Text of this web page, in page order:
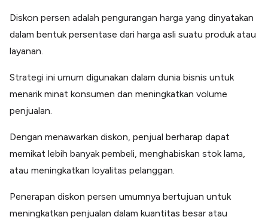
Diskon persen adalah pengurangan harga yang dinyatakan
dalam bentuk persentase dari harga asli suatu produk atau
layanan.
Strategi ini umum digunakan dalam dunia bisnis untuk
menarik minat konsumen dan meningkatkan volume
penjualan.
Dengan menawarkan diskon, penjual berharap dapat
memikat lebih banyak pembeli, menghabiskan stok lama,
atau meningkatkan loyalitas pelanggan.
Penerapan diskon persen umumnya bertujuan untuk
meningkatkan penjualan dalam kuantitas besar atau